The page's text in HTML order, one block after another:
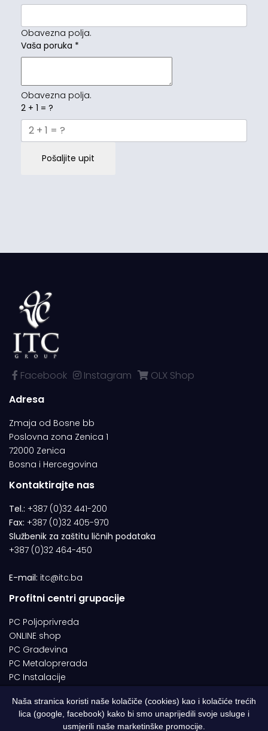
Obavezna polja.
Vaša poruka *
Obavezna polja.
2 + 1 = ?
Pošaljite upit
Facebook Instagram
OLX Shop
Adresa
Zmaja od Bosne bb
Poslovna zona Zenica 1
72000 Zenica
Bosna i Hercegovina
Kontaktirajte nas
Tel.: +387 (0)32 441-200
Fax: +387 (0)32 405-970
Službenik za zaštitu ličnih podataka
+387 (0)32 464-450
E-mail: itc@itc.ba
Profitni centri grupacije
PC Poljoprivreda
ONLINE shop
PC Građevina
PC Metaloprerada
PC Instalacije
© 1994-2026 | ITC d.o.o. Zenica. Sva prava pridržana | Designed by
Naša stranica koristi naše kolačiče (cookies) kao i kolačiće trećih
lica (google, facebook) kako bi smo unaprijedili svoje usluge i
usmjerili naše marketinške promocije.